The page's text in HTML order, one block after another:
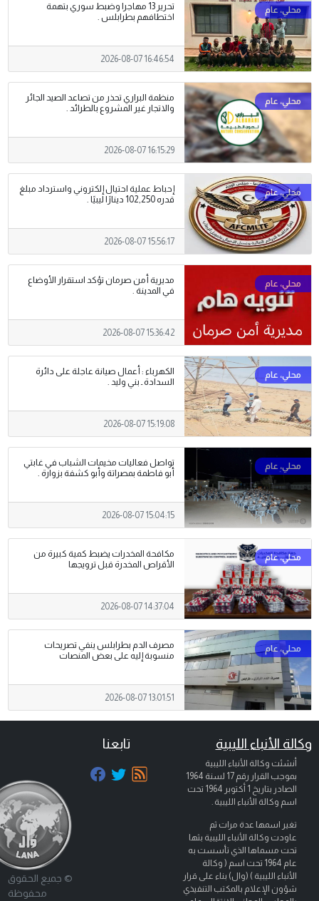
تحرير 13 مهاجرا وضبط سوري بتهمة
اختطافهم بطرابلس .
2026-08-07 16:46:54
منظمة البراري تحذر من تصاعد الصيد الجائر
والاتجار غير المشروع بالطرائد .
2026-08-07 16:15:29
إحباط عملية احتيال إلكتروني واسترداد مبلغ
قدره 102,250 دينارًا ليبيًا .
2026-08-07 15:56:17
مديرية أمن صرمان تؤكد استقرار الأوضاع
في المدينة .
2026-08-07 15:36:42
الكهرباء : أعمال صيانة عاجلة على دائرة
السدادة ـ بني وليد .
2026-08-07 15:19:08
تواصل فعاليات مخيمات الشباب في غابتي
أبو فاطمة بمصراتة وأبو كشفة بزوارة .
2026-08-07 15:04:15
مكافحة المخدرات يضبط كمية كبيرة من
الأقراص المخدرة قبل ترويجها
2026-08-07 14:37:04
مصرف الدم بطرابلس ينفي تصريحات
منسوبة إليه على بعض المنصات
2026-08-07 13:01:51
وكالة الأنباء الليبية
أنشئت وكالة الأنباء الليبية
بموجب القرار رقم 17 لسنة 1964
الصادر بتاريخ 1 أكتوبر 1964
تحت
اسم وكالة الأنباء الليبية .
تغير اسمها عدة مرات ثم
عاودت وكالة الأنباء الليبية بثها
تحت مسماها الذي تأسست به
عام 1964 تحت اسم ( وكالة
الأنباء الليبية ) (وال) بناء على قرار
شؤون الإعلام بالمكتب التنفيذي
تابعنا
© جميع الحقوق
محفوظة